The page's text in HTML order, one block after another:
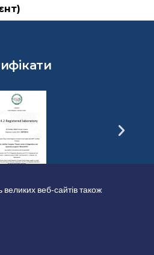
веб-сайтів також